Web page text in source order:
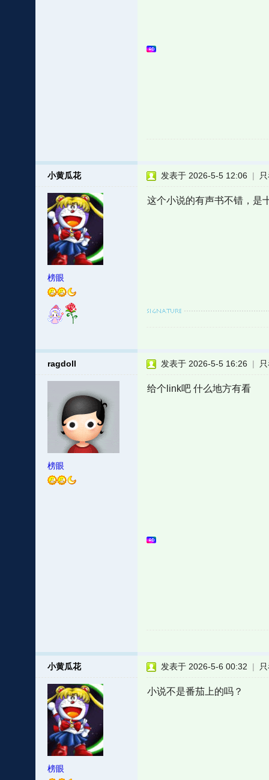
小黄瓜花
榜眼
发表于 2026-5-5 12:06 |
这个小说的有声书不错，是
ragdoll
榜眼
发表于 2026-5-5 16:26 |
给个link吧 什么地方有看
小黄瓜花
榜眼
发表于 2026-5-6 00:32 |
小说不是番茄上的吗？